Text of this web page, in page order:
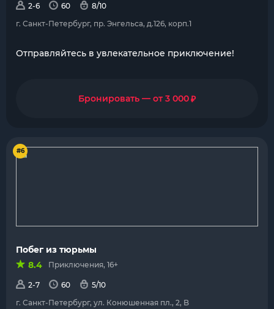
2-6 60
8/10
г. Санкт-Петербург, пр. Энгельса, д.126, корп.1
Отправляйтесь в увлекательное приключение!
Бронировать — от 3 000₽
#6
Побег из тюрьмы
8.4
Приключения, 16+
2-7 60
5/10
г. Санкт-Петербург, ул. Конюшенная пл., 2, B